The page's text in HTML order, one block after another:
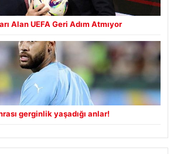
Alan UEFA Geri Adım Atmıyor
gerginlik yaşadığı anlar!